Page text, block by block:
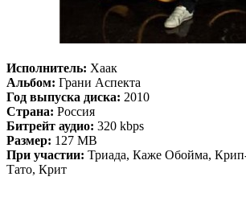
Исполнитель: Хаак
Альбом: Грани Аспекта
Год выпуска диска: 2010
Страна: Россия
Битрейт аудио: 320 kbps
Размер: 127 MB
При участии: Триада, Каже Обойма,
Тато, Крит